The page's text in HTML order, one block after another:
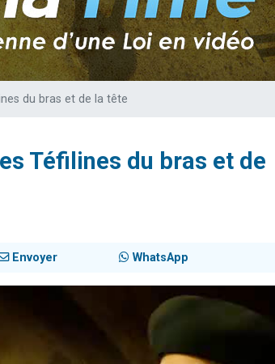
du bras et de la tête
Téfilines du bras et de
Envoyer WhatsApp